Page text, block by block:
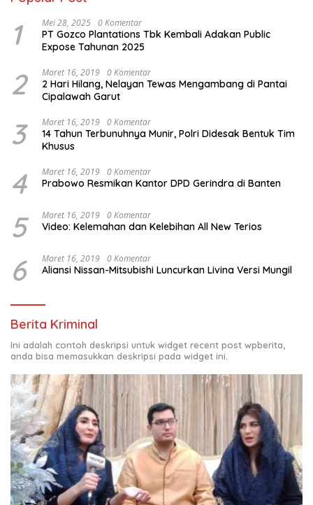
1 Mei 28, 2025 0 Komentar
PT Gozco Plantations Tbk Kembali Adakan Public
Expose Tahunan 2025
2 Maret 16, 2019 0 Komentar
2 Hari Hilang, Nelayan Tewas Mengambang di Pantai
Cipalawah Garut
3 Maret 16, 2019 0 Komentar
14 Tahun Terbunuhnya Munir, Polri Didesak Bentuk Tim
Khusus
4 Maret 16, 2019 0 Komentar
Prabowo Resmikan Kantor DPD Gerindra di Banten
5 Maret 16, 2019 0 Komentar
Video: Kelemahan dan Kelebihan All New Terios
6 Maret 16, 2019 0 Komentar
Aliansi Nissan-Mitsubishi Luncurkan Livina Versi Mungil
Berita Kriminal
Ini adalah contoh deskripsi untuk widget recent post wpberita,
anda bisa memasukkan deskripsi pada widget ini.